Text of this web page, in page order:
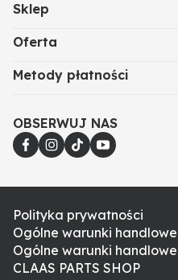
Sklep
Oferta
Metody płatności
OBSERWUJ NAS
Polityka prywatności
Ogólne warunki handlowe
Ogólne warunki handlowe
CLAAS PARTS SHOP